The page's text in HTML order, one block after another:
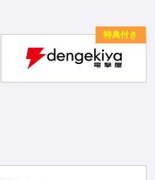
特典付き